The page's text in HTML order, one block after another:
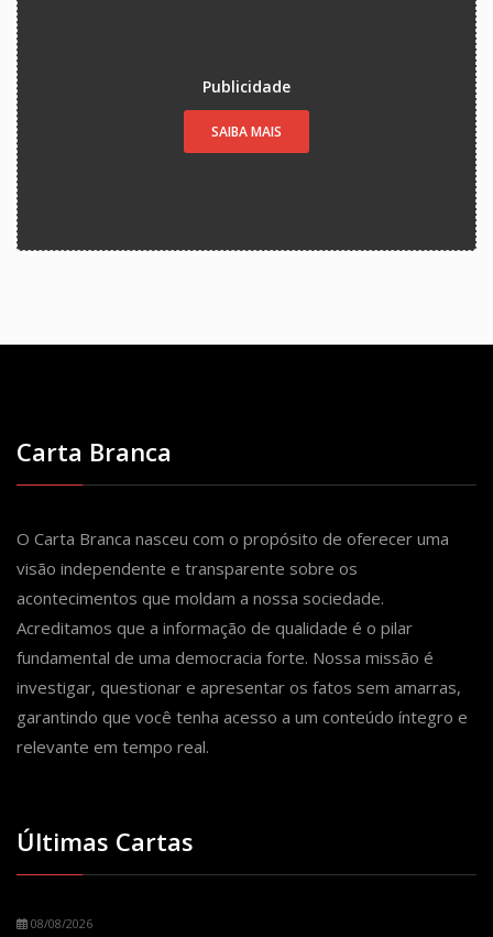
Publicidade
SAIBA MAIS
Carta Branca
O Carta Branca nasceu com o propósito de oferecer uma
visão independente e transparente sobre os
acontecimentos que moldam a nossa sociedade.
Acreditamos que a informação de qualidade é o pilar
fundamental de uma democracia forte. Nossa missão é
investigar, questionar e apresentar os fatos sem amarras,
garantindo que você tenha acesso a um conteúdo íntegro e
relevante em tempo real.
Últimas Cartas
08/08/2026